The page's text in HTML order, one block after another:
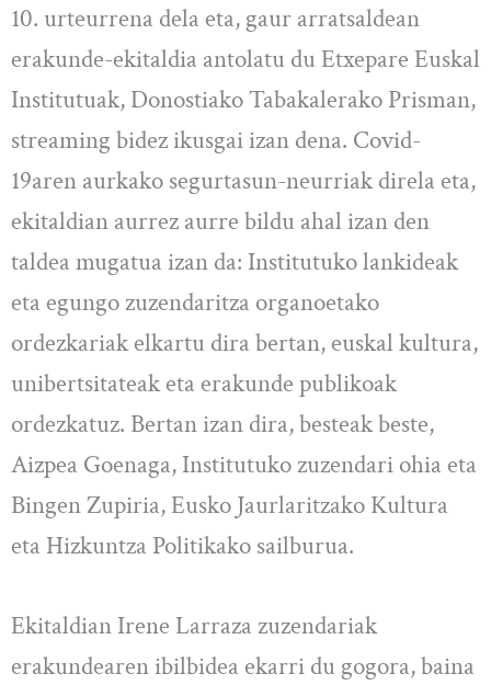
10. urteurrena dela eta, gaur arratsaldean
erakunde-ekitaldia antolatu du Etxepare Euskal
Institutuak, Donostiako Tabakalerako Prisman,
streaming bidez ikusgai izan dena. Covid-
19aren aurkako segurtasun-neurriak direla eta,
ekitaldian aurrez aurre bildu ahal izan den
taldea mugatua izan da: Institutuko lankideak
eta egungo zuzendaritza organoetako
ordezkariak elkartu dira bertan, euskal kultura,
unibertsitateak eta erakunde publikoak
ordezkatuz. Bertan izan dira, besteak beste,
Aizpea Goenaga, Institutuko zuzendari ohia eta
Bingen Zupiria, Eusko Jaurlaritzako Kultura
eta Hizkuntza Politikako sailburua.
Ekitaldian Irene Larraza zuzendariak
erakundearen ibilbidea ekarri du gogora, baina